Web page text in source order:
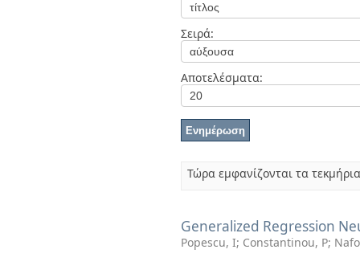
Σειρά:
Αποτελέσματα:
Τώρα εμφανίζονται τα
Generalized Regression
Popescu, I; Constantinou, P;